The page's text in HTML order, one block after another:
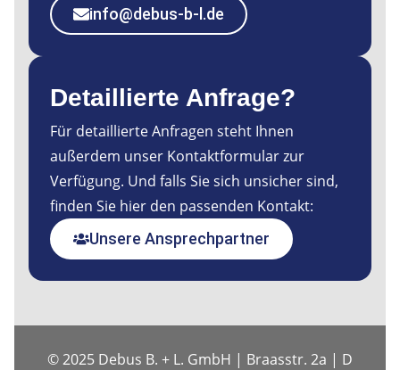
info@debus-b-l.de
Detaillierte Anfrage?
Für detaillierte Anfragen steht Ihnen
außerdem unser Kontaktformular zur
Verfügung. Und falls Sie sich unsicher sind,
finden Sie hier den passenden Kontakt:
Unsere Ansprechpartner
© 2025 Debus B. + L. GmbH | Braasstr. 2a | D